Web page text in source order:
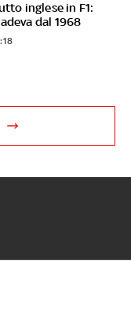
inglese in F1:
dal 1968